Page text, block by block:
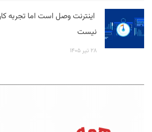
اینترنت وصل است اما تجربه
نیست
۲۸ تیر ۱۴۰۵